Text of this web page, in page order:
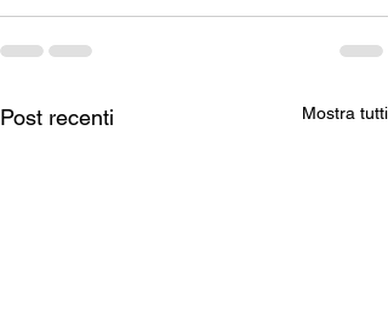
Post recenti Mostra tutti